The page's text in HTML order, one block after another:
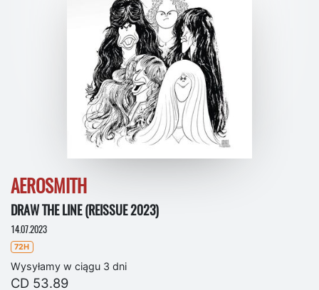
AEROSMITH
DRAW THE LINE (REISSUE 2023)
14.07.2023
72H
Wysyłamy w ciągu 3 dni
CD 53.89